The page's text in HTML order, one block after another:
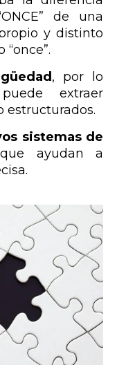
de una
y distinto
, por lo
extraer
estructurados.
sistemas de
ayudan a